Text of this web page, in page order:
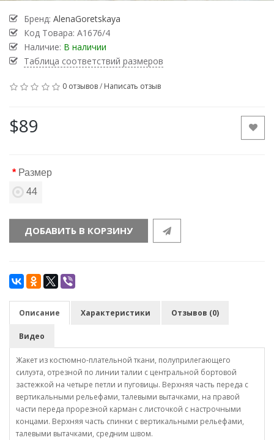
Бренд: AlenaGoretskaya
Код Товара: A1676/4
Наличие: В наличии
Таблица соответствий размеров
0 отзывов/ Написать отзыв
$89
Размер
44
ДОБАВИТЬ В КОРЗИНУ
Описание Характеристики Отзывов (0)
Видео
Жакет из костюмно-плательной ткани, полуприлегающего
силуэта, отрезной по линии талии с центральной бортовой
застежкой на четыре петли и пуговицы. Верхняя часть переда с
вертикальными рельефами, талевыми вытачками, на правой
части переда прорезной карман с листочкой с настрочными
концами. Верхняя часть спинки с вертикальными рельефами,
талевыми вытачками, средним швом.